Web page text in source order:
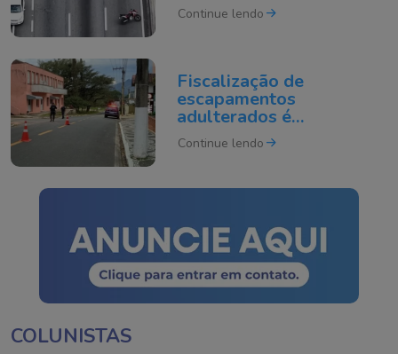
Continue lendo
Fiscalização de
escapamentos
adulterados é
intensificada em Tubarão
Continue lendo
COLUNISTAS